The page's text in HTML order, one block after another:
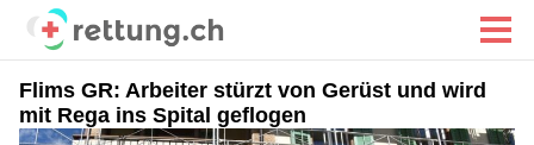
Flims GR: Arbeiter stürzt von Gerüst und wird
mit Rega ins Spital geflogen